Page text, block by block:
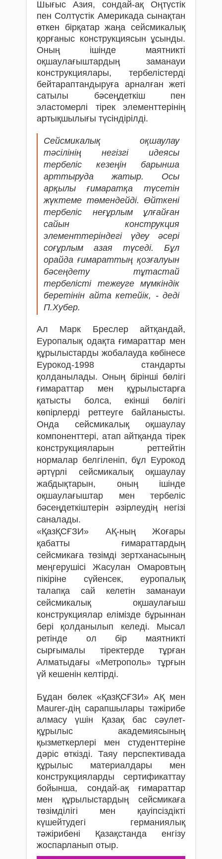
Шығыс Азия, сондай-ақ Оңтүстік
пен Солтүстік Америкада сынақтан
өткен бірқатар жаңа сейсмикалық
қорғаныс конструкциясын ұсынды.
Оның ішінде маятникті
оқшаулағыштардың заманауи
конструкциялары, тербелістерді
бейтараптандыруға арналған жеті
сатылы бәсеңдеткіш пен
эластомерлі тірек элементтерінің
артықшылығы түсіндірілді.
Сейсмикалық оқшаулау
тәсілінің негізгі идеясы
тербеліс кезеңін барынша
арттыруда жатыр. Осы
арқылы ғимаратқа түсетін
жүктеме төмендейді. Өйткені
тербеліс неғұрлым ұлғайған
сайын конструкция
элементтеріндегі үдеу әсері
соғұрлым азая түседі. Бұл
орайда ғимараттың қозғалуын
бәсеңдету тұтастай
тербелісті тежеуге мүмкіндік
беретінін айта кетейік, - деді
П.Хубер.
Ал Марк Бреслер айтқандай,
Еуропалық одақта ғимараттар мен
құрылыстарды жобалауда көбінесе
Еурокод-1998 стандарты
қолданылады. Оның бірінші бөлігі
ғимараттар мен құрылыстарға
қатысты болса, екінші бөлігі
көпірлерді реттеуге байланысты.
Онда сейсмикалық оқшаулау
компоненттері, атап айтқанда тірек
конструкцияларын реттейтін
нормалар белгіленіп, бұл Еурокод
әртүрлі сейсмикалық оқшаулау
жабдықтарын, оның ішінде
оқшаулағыштар мен тербеліс
бәсеңдеткіштерін әзірлеудің негізі
саналады.
«ҚазҚСҒЗИ» АҚ-ның Жоғары
қабатты ғимараттардың
сейсмикаға төзімді зертханасының
меңгерушісі Жасулан Омаровтың
пікіріне сүйенсек, еуропалық
талапқа сай келетін заманауи
сейсмикалық оқшаулағыш
конструкциялар елімізде бұрыннан
бері қолданылып келеді. Мысал
ретінде ол бір маятникті
сырғымалы тіректерде тұрған
Алматыдағы «Метрополь» тұрғын
үй кешенін келтірді.
Бұдан бөлек «ҚазҚСҒЗИ» АҚ мен
Maurer-дің сарапшылары тәжірибе
алмасу үшін Қазақ бас сәулет-
құрылыс академиясының
қызметкерлері мен студенттеріне
дәріс өткізді. Таяу перспективада
құрылыс материалдары мен
конструкцияларды сертификаттау
бойынша, сондай-ақ ғимараттар
мен құрылыстардың сейсмикаға
төзімділігі мен қауіпсіздікті
күшейтудегі германиялық
тәжірибені Қазақстанда енгізу
жоспарланып отыр.